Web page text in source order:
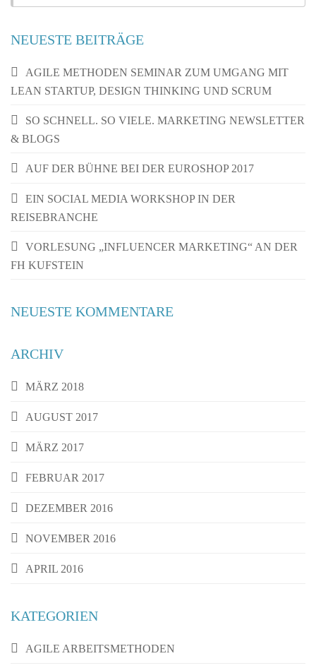
NEUESTE BEITRÄGE
AGILE METHODEN SEMINAR ZUM UMGANG MIT
LEAN STARTUP, DESIGN THINKING UND SCRUM
SO SCHNELL. SO VIELE. MARKETING NEWSLETTER
& BLOGS
AUF DER BÜHNE BEI DER EUROSHOP 2017
EIN SOCIAL MEDIA WORKSHOP IN DER
REISEBRANCHE
VORLESUNG „INFLUENCER MARKETING“ AN DER
FH KUFSTEIN
NEUESTE KOMMENTARE
ARCHIV
MÄRZ 2018
AUGUST 2017
MÄRZ 2017
FEBRUAR 2017
DEZEMBER 2016
NOVEMBER 2016
APRIL 2016
KATEGORIEN
AGILE ARBEITSMETHODEN